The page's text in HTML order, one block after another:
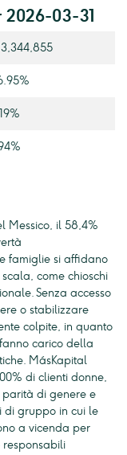
03-31
Messico, il 58,4%
famiglie si affidano
come chioschi
Senza accesso
o stabilizzare
colpite, in quanto
carico della
MásKapital
di clienti donne,
di genere e
di gruppo in cui le
a vicenda per